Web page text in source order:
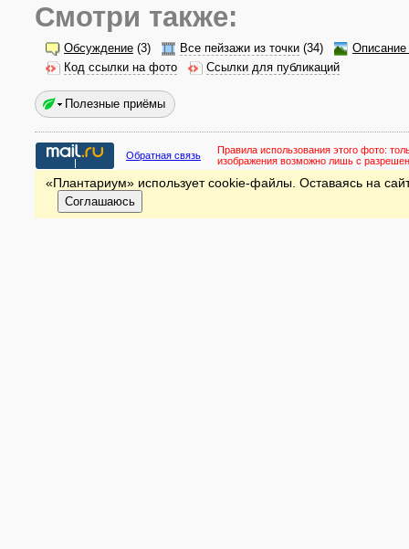
Смотри также:
Обсуждение (3) Все пейзажи из точки (34)
Описание
Код ссылки на фото
Ссылки для публикаций
Полезные приёмы
Обратная связь Правила использования этого фото:
изображения возможно лишь с
«Плантариум» использует cookie-файлы. Оставаясь на
Соглашаюсь